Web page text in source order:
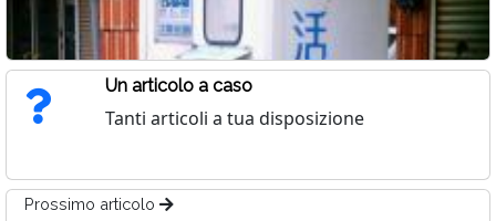
Un articolo a caso
Tanti articoli a tua disposizione
Prossimo articolo